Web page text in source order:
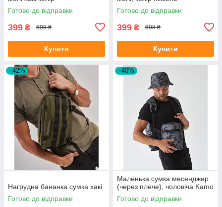
Готово до відправки
399 ₴ 698 ₴
Купити
Готово до відправки
399 ₴ 698 ₴
Купити
–42%
Нагрудна бананка сумка хакі
Готово до відправки
–40%
Маленька сумка месенджер
(через плече), чоловіча Kamo
Готово до відправки